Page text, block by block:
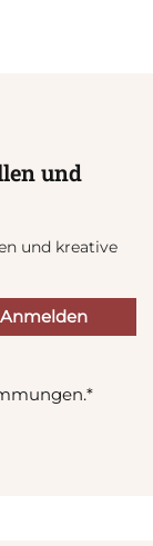
und
und kreative